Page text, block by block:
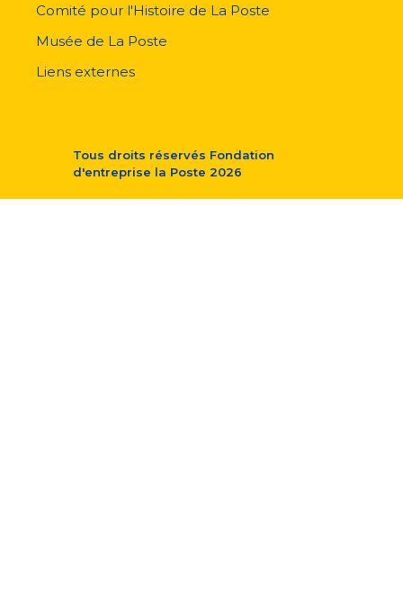
Comité pour l'Histoire de La Poste
Musée de La Poste
Liens externes
Tous droits réservés Fondation
d'entreprise la Poste 2026